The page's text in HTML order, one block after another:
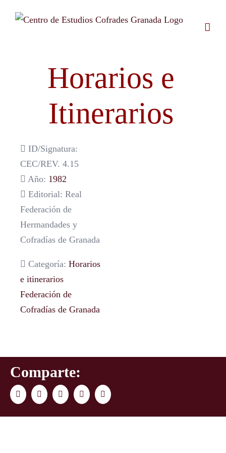
Horarios e
Itinerarios
ID/Signatura:
CEC/REV. 4.15
Año: 1982
Editorial: Real
Federación de
Hermandades y
Cofradías de Granada
Categoría: Horarios
e itinerarios
Federación de
Cofradías de Granada
Comparte:
FacebookTwitter LinkedInWhatsAppCorreo
electrónico